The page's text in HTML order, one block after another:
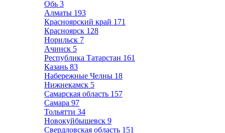
Обь 3
Алматы 193
Красноярский край 171
Красноярск 128
Норильск 7
Ачинск 5
Республика Татарстан 161
Казань 83
Набережные Челны 18
Нижнекамск 5
Самарская область 157
Самара 97
Тольятти 34
Новокуйбышевск 9
Свердловская область 151